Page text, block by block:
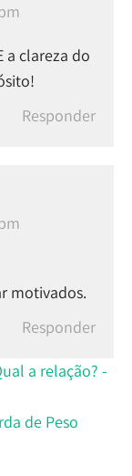
a clareza do
Responder
motivados.
Responder
a relação? -
de Peso